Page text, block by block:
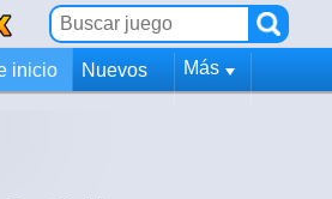
inicio Nuevos Más